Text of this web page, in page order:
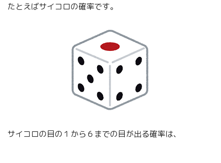
たとえばサイコロの確率です。
サイコロの目の１から６までの目が出る確率は、